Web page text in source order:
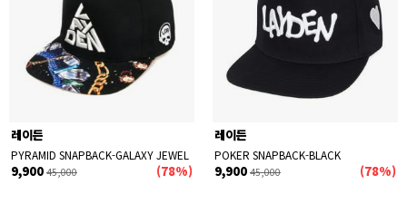
레이든
PYRAMID SNAPBACK-GALAXY JEWEL
9,900 45,000 (78%)
레이든
POKER SNAPBACK-BLACK
9,900 45,000 (78%)